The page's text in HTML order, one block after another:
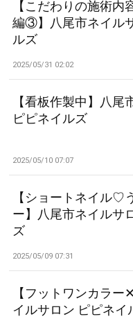
【こだわりの施術
編③】八尾市ネイル
ルズ
2025/05/31 02:02
【看板作製中】八尾
ピピネイルズ
2025/05/10 07:07
【ショートネイル♡
ー】八尾市ネイルサ
ズ
2025/05/09 07:31
【フットワンカラ
イルサロン ピピネイ